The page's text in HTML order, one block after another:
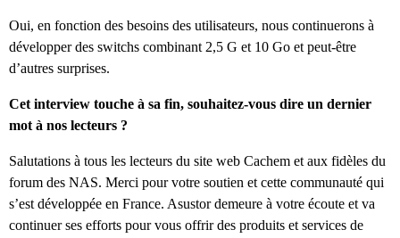
Oui, en fonction des besoins des utilisateurs, nous continuerons à
développer des switchs combinant 2,5 G et 10 Go et peut-être
d’autres surprises.
Cet interview touche à sa fin, souhaitez-vous dire un dernier
mot à nos lecteurs ?
Salutations à tous les lecteurs du site web Cachem et aux fidèles du
forum des NAS. Merci pour votre soutien et cette communauté qui
s’est développée en France. Asustor demeure à votre écoute et va
continuer ses efforts pour vous offrir des produits et services de